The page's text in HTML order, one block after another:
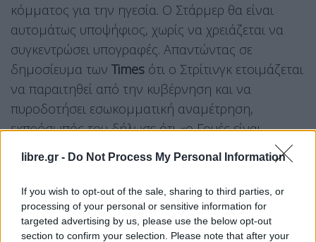
libre.gr - Do Not Process My Personal Information
If you wish to opt-out of the sale, sharing to third parties, or
processing of your personal or sensitive information for
targeted advertising by us, please use the below opt-out
section to confirm your selection. Please note that after your
κόμματος για την ηγεσία. Ο Στάρμερ θα είναι
αυτομάτως υποψήφιος, χωρίς να χρειάζεται να
συγκεντρώσει υπογραφές. Απαντώντας σε
δημοσίευμα των Times ότι ο Στρίτινγκ ετοιμάζεται
να παραιτηθεί από την κυβέρνηση και να
πυροδοτήσει εσωκομματική αναμέτρηση,
εκπρόσωπός του δήλωσε ότι «ο Γουές είναι
Υπουργός Υγείας, είναι περήφανος για το έργο του
στη μείωση των λιστών αναμονής και στην
ανάκαμψη τουNHS» και ότι δεν σκοπεύει να κάνει
κάποια δήλωση που θα αποσπάσει την προσοχή
από την Ομιλία του Βασιλιά